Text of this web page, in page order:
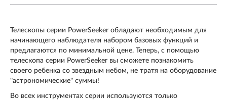
Телескопы серии PowerSeeker обладают необходимым для
начинающего наблюдателя набором базовых функций и
предлагаются по минимальной цене. Теперь, с помощью
телескопа серии PowerSeeker вы сможете познакомить
своего ребенка со звездным небом, не тратя на оборудование
"астрономические" суммы!
Во всех инструментах серии используются только